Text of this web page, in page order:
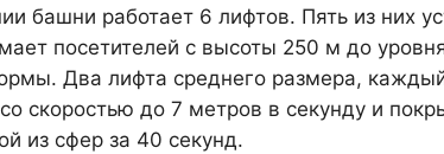
башни работает 6 лифтов. Пять из них
посетителей с высоты 250 м до
Два лифта среднего размера,
скоростью до 7 метров в секунду и
из сфер за 40 секунд.